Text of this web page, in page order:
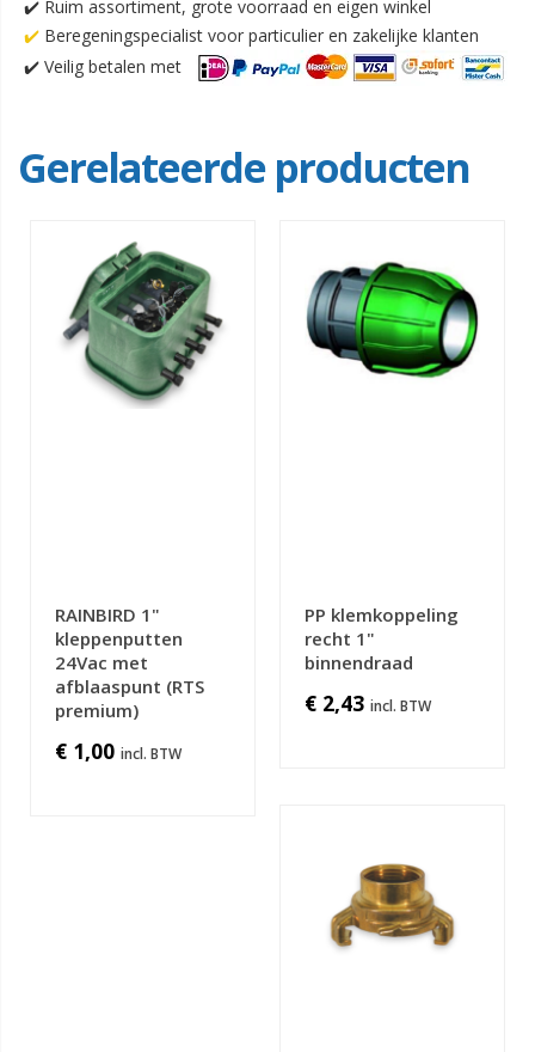
✔️ Ruim assortiment, grote voorraad en eigen winkel
✔️ Beregeningspecialist voor particulier en zakelijke klanten
✔️ Veilig betalen met
Gerelateerde producten
RAINBIRD 1"
kleppenputten
24Vac met
afblaaspunt (RTS
premium)
€ 1,00
PP klemkoppeling
recht 1"
binnendraad
€ 2,43